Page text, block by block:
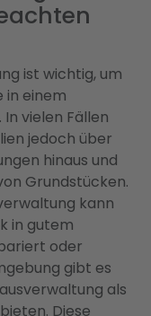
ist wichtig, um
in einem
vielen Fällen
jedoch über
hinaus und
Grundstücken.
kann
in gutem
oder
gibt es
als
Diese